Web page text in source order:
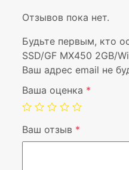
Отзывов пока нет.
Будьте первым, кто
SSD/GF MX450 2GB/
Ваш адрес email не
Ваша оценка *
Ваш отзыв *